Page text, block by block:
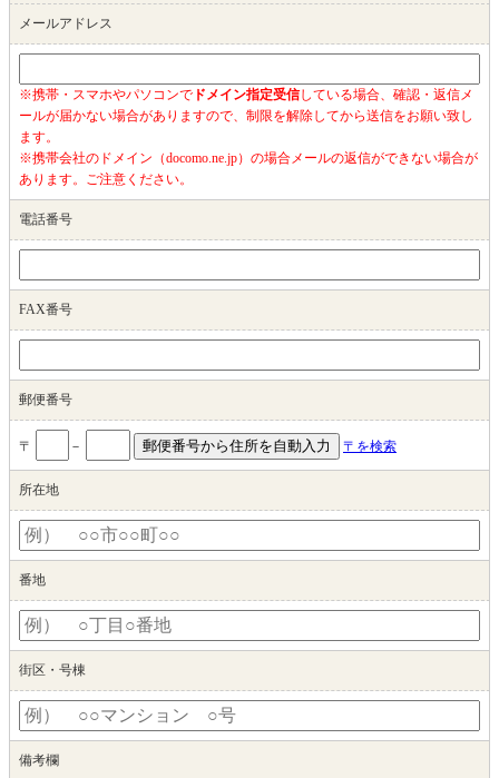
メールアドレス
※携帯・スマホやパソコンで ドメイン指定受信している場合、確認・返信メ
ールが届かない場合がありますので、制限を解除してから送信をお願い致し
ます。
※携帯会社のドメイン（docomo.ne.jp）の場合メールの返信ができない場合が
あります。ご注意ください。
電話番号
FAX番号
郵便番号
〒 － 〒を検索
所在地
番地
街区・号棟
備考欄